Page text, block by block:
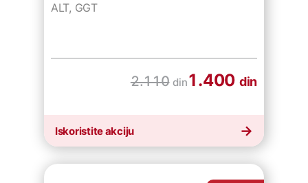
ALT, GGT
2.110 din1.400 din
Iskoristite akciju